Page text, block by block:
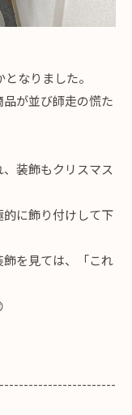
なりました。
が並び師走の慌た
装飾もクリスマス
に飾り付けして下
を見ては、「これ